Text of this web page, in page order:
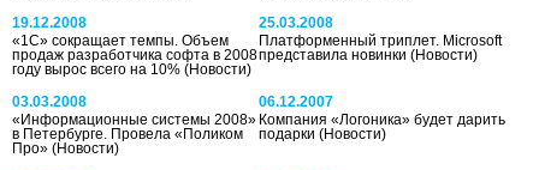
19.12.2008
«1С» сокращает темпы. Объем
продаж разработчика софта в 2008
году вырос всего на 10% (Новости)
25.03.2008
Платформенный триплет. Microsoft
представила новинки(Новости)
03.03.2008
«Информационные системы 2008»
в Петербурге. Провела «Поликом
Про» (Новости)
06.12.2007
Компания «Логоника» будет дарить
подарки(Новости)